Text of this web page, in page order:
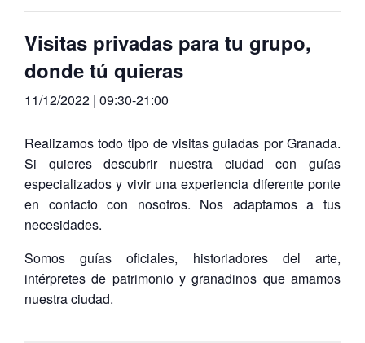
Visitas privadas para tu grupo,
donde tú quieras
11/12/2022 | 09:30-21:00
Realizamos todo tipo de visitas guiadas por Granada.
Si quieres descubrir nuestra ciudad con guías
especializados y vivir una experiencia diferente ponte
en contacto con nosotros. Nos adaptamos a tus
necesidades.
Somos guías oficiales, historiadores del arte,
intérpretes de patrimonio y granadinos que amamos
nuestra ciudad.